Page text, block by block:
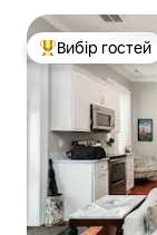
Топ вибір
Вибір гостей